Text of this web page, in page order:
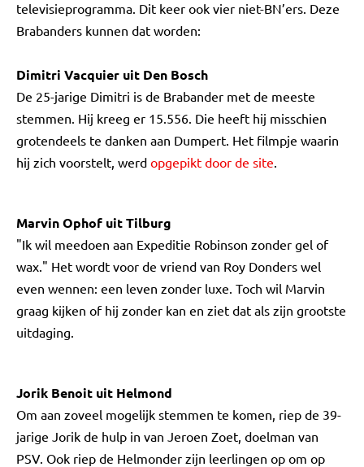
televisieprogramma. Dit keer ook vier niet-BN’ers. Deze
Brabanders kunnen dat worden:
Dimitri Vacquier uit Den Bosch
De 25-jarige Dimitri is de Brabander met de meeste
stemmen. Hij kreeg er 15.556. Die heeft hij misschien
grotendeels te danken aan Dumpert. Het filmpje waarin
hij zich voorstelt, werd opgepikt door de site.
Marvin Ophof uit Tilburg
"Ik wil meedoen aan Expeditie Robinson zonder gel of
wax." Het wordt voor de vriend van Roy Donders wel
even wennen: een leven zonder luxe. Toch wil Marvin
graag kijken of hij zonder kan en ziet dat als zijn grootste
uitdaging.
Jorik Benoit uit Helmond
Om aan zoveel mogelijk stemmen te komen, riep de 39-
jarige Jorik de hulp in van Jeroen Zoet, doelman van
PSV. Ook riep de Helmonder zijn leerlingen op om op